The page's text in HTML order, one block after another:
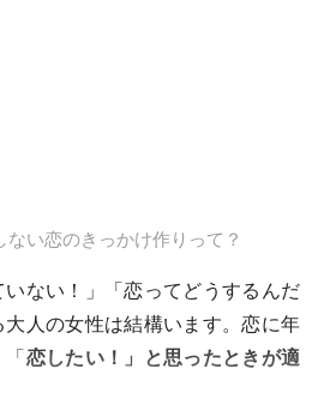
い恋のきっかけ作りって？
いない！」「恋ってどうするんだ
人の女性は結構います。恋に年
恋したい！」と思ったときが適